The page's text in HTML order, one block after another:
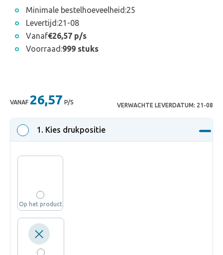
Minimale bestelhoeveelheid:25
Levertijd:21-08
Vanaf€26,57 p/s
Voorraad:999 stuks
VANAF 26,57 P/S VERWACHTE LEVERDATUM: 21-08
1 . Kies drukpositie
Op het product